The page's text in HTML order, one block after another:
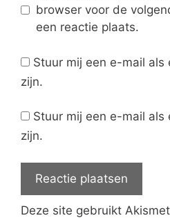
browser voor de
een reactie plaats.
Stuur mij een e-mail als
zijn.
Stuur mij een e-mail als
zijn.
Deze site gebruikt